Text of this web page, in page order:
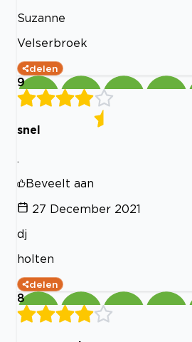
Suzanne
Velserbroek
delen
9
snel
.
Beveelt aan
27 December 2021
dj
holten
delen
8